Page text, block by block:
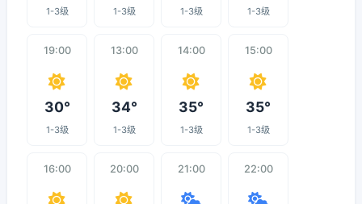
1-3级 1-3级 1-3级 1-3级
19:00
30°
1-3级
13:00
34°
1-3级
14:00
35°
1-3级
15:00
35°
1-3级
16:00 20:00 21:00 22:00